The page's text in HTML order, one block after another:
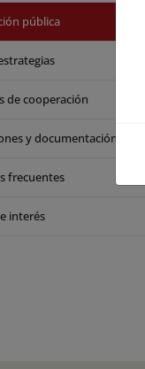
pública
de cooperación
y documentación
frecuentes
interés